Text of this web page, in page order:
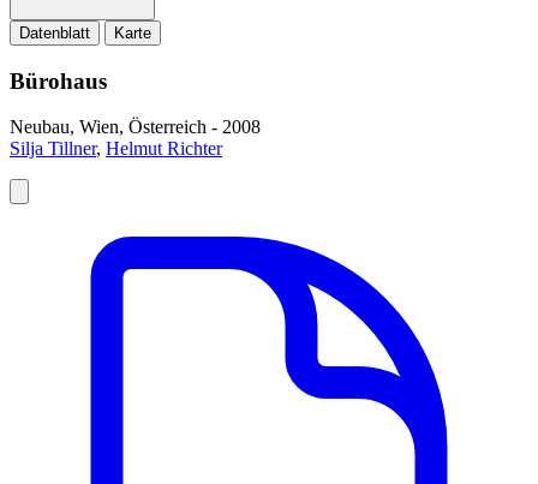
Datenblatt Karte
Bürohaus
Neubau, Wien, Österreich - 2008
Silja Tillner, Helmut Richter